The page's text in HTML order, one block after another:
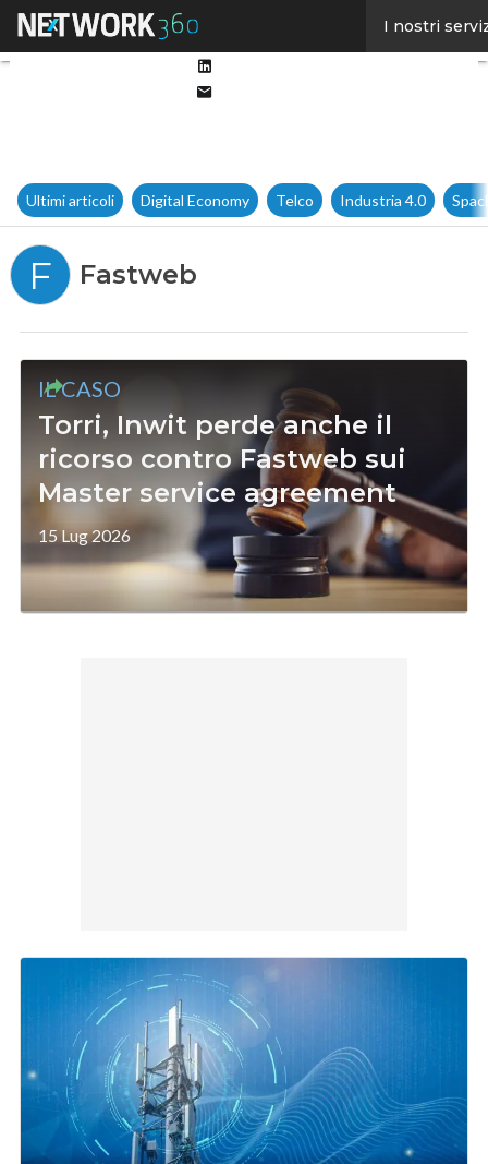
I nostri
Ultimi articoli Digital Economy Telco Industria 4.0
F Fastweb
IL CASO
Torri, Inwit perde anche il
ricorso contro Fastweb sui
Master service agreement
15 Lug 2026